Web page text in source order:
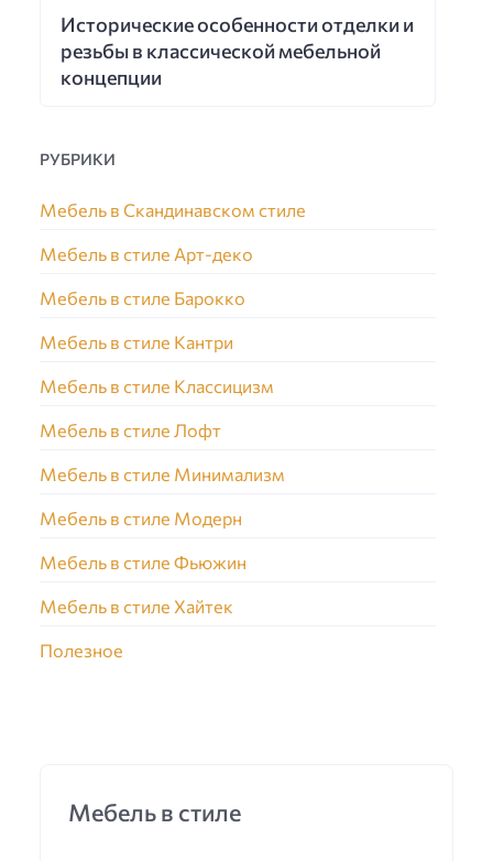
Исторические особенности отделки и
резьбы в классической мебельной
концепции
РУБРИКИ
Мебель в Скандинавском стиле
Мебель в стиле Арт-деко
Мебель в стиле Барокко
Мебель в стиле Кантри
Мебель в стиле Классицизм
Мебель в стиле Лофт
Мебель в стиле Минимализм
Мебель в стиле Модерн
Мебель в стиле Фьюжин
Мебель в стиле Хайтек
Полезное
Мебель в стиле